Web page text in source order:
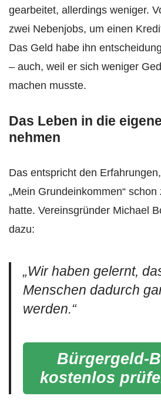
gearbeitet, allerdings weniger.
zwei Nebenjobs, um einen
Das Geld habe ihn
– auch, weil er sich weniger
machen musste.
Das Leben in die
nehmen
Das entspricht den
„Mein Grundeinkommen“
hatte. Vereinsgründer Michael
dazu:
„Wir haben gelernt,
Menschen dadurch
werden.“
Bürgergeld-
kostenlos